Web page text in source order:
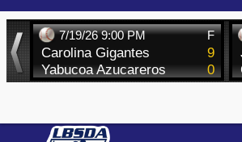
Skip
to
content